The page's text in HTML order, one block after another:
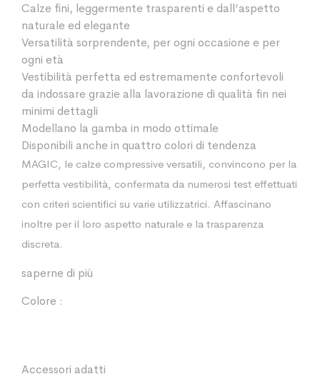
Calze fini, leggermente trasparenti e dall’aspetto
naturale ed elegante
Versatilità sorprendente, per ogni occasione e per
ogni età
Vestibilità perfetta ed estremamente confortevoli
da indossare grazie alla lavorazione di qualità fin nei
minimi dettagli
Modellano la gamba in modo ottimale
Disponibili anche in quattro colori di tendenza
MAGIC, le calze compressive versatili, convincono per la
perfetta vestibilità, confermata da numerosi test effettuati
con criteri scientifici su varie utilizzatrici. Affascinano
inoltre per il loro aspetto naturale e la trasparenza
discreta.
saperne di più
Colore :
Accessori adatti